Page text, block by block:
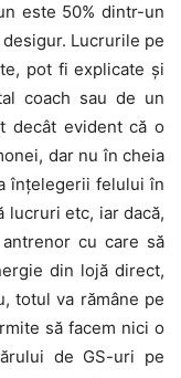
este 50% dintr-un
Lucrurile pe
pot fi explicate și
coach sau de un
decât evident că o
dar nu în cheia
înțelegerii felului în
lucruri etc, iar dacă,
cu care să
din lojă direct,
totul va rămâne pe
să facem nici o
de GS-uri pe